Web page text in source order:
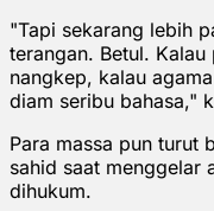
"Tapi sekarang lebih
terangan. Betul.
nangkep, kalau
diam seribu bahasa,"
Para massa pun turut
sahid saat menggelar
dihukum.